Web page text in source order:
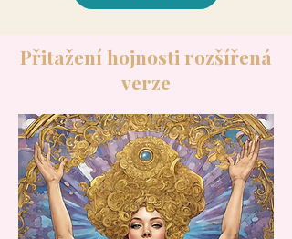
Přitažení hojnosti rozšířená
verze